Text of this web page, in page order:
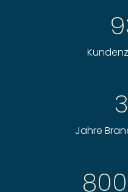
Jahre